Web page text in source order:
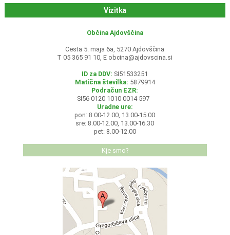
Vizitka
Občina Ajdovščina
Cesta 5. maja 6a, 5270 Ajdovščina
T 05 365 91 10, E obcina@ajdovscina.si
ID za DDV: SI51533251
Matična številka: 5879914
Podračun EZR:
SI56 0120 1010 0014 597
Uradne ure:
pon: 8.00-12.00, 13.00-15.00
sre: 8.00-12.00, 13.00-16.30
pet: 8.00-12.00
Kje smo?